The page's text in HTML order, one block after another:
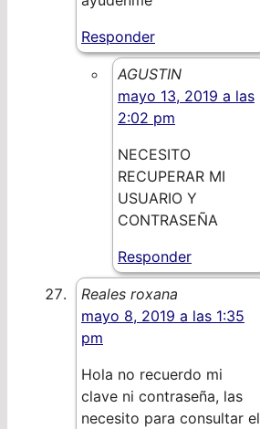
Responder
AGUSTIN
mayo 13, 2019 a las
2:02 pm
NECESITO
RECUPERAR MI
USUARIO Y
CONTRASEÑA
Responder
Reales roxana
mayo 8, 2019 a las 1:35
pm
Hola no recuerdo mi
clave ni contraseña, las
necesito para consultar el